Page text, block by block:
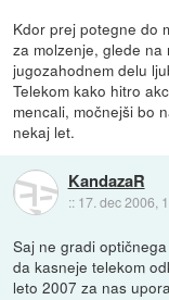
Kdor prej potegne do
za molzenje, glede
jugozahodnem delu
Telekom kako hitro
mencali, močnejši bo
nekaj let.
KandazaR
:: 17. dec 2006,
Saj ne gradi
da kasneje telekom
leto 2007 za nas